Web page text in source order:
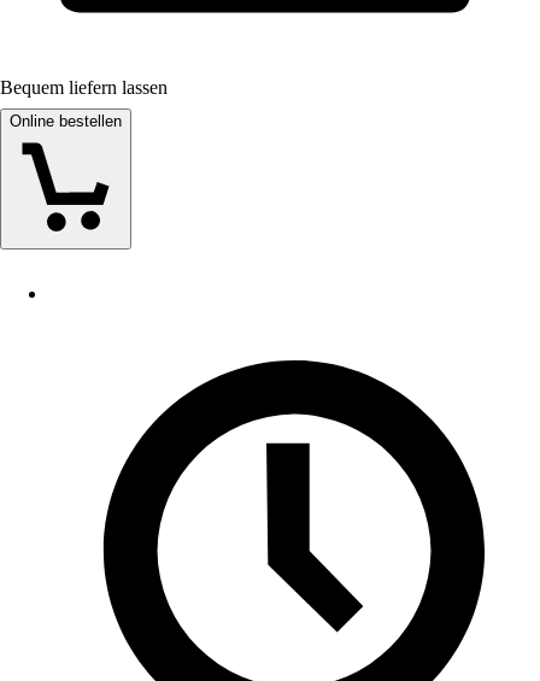
Bequem liefern lassen
Online bestellen